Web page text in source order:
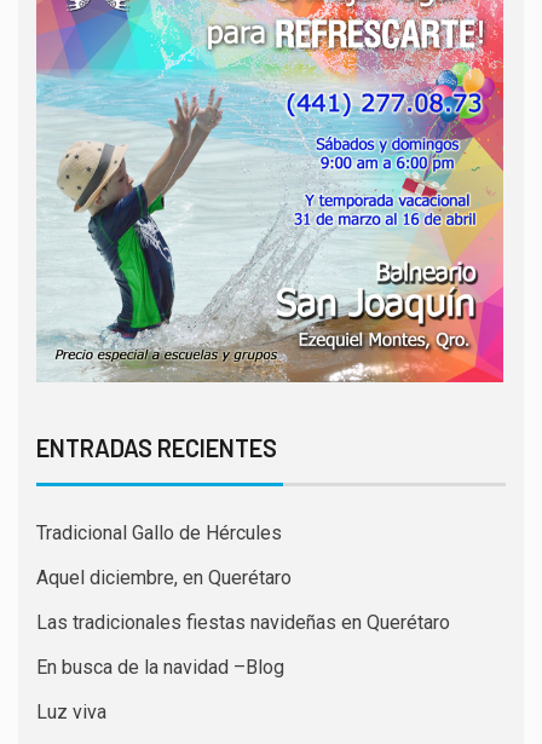
ENTRADAS RECIENTES
Tradicional Gallo de Hércules
Aquel diciembre, en Querétaro
Las tradicionales fiestas navideñas en Querétaro
En busca de la navidad –Blog
Luz viva